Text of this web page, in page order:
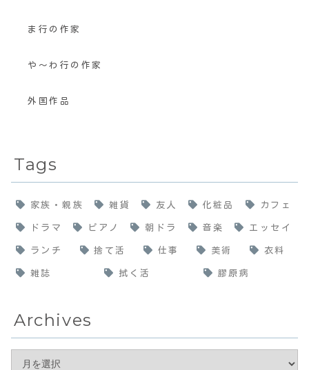
ま行の作家
や〜わ行の作家
外国作品
Tags
家族・親族 雑貨 友人 化粧品 カフェ
ドラマ ピアノ 朝ドラ 音楽 エッセイ
ランチ 捨て活 仕事 美術 衣料
雑誌 拭く活 膠原病
Archives